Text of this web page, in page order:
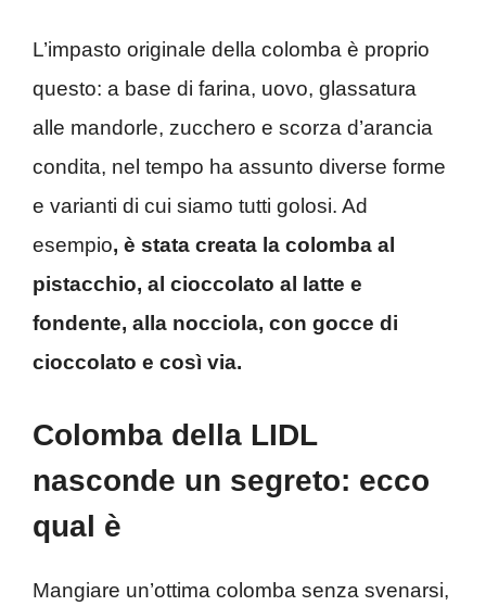
L’impasto originale della colomba è proprio
questo: a base di farina, uovo, glassatura
alle mandorle, zucchero e scorza d’arancia
condita, nel tempo ha assunto diverse forme
e varianti di cui siamo tutti golosi. Ad
esempio, è stata creata la colomba al
pistacchio, al cioccolato al latte e
fondente, alla nocciola, con gocce di
cioccolato e così via.
Colomba della LIDL
nasconde un segreto: ecco
qual è
Mangiare un’ottima colomba senza svenarsi,